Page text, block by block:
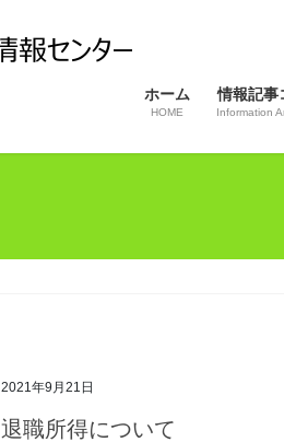
ホーム
HOME
情報記事
Information
2021年9月21日
退職所得について